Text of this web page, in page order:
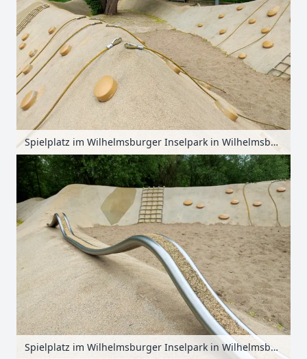
Spielplatz im Wilhelmsburger Inselpark in Wilhelmsburg, Hamburg, Deutschland
Spielplatz im Wilhelmsburger Inselpark in Wilhelmsburg, Hamburg, Deutschland